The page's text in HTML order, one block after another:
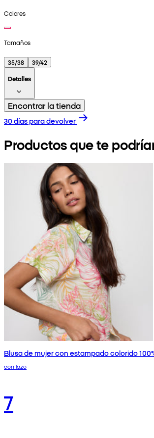
Colores
Tamaños
35/38
39/42
Detalles
Encontrar la tienda
30 días para devolver
Productos que te
Blusa de mujer con estampado colorido
con lazo
7